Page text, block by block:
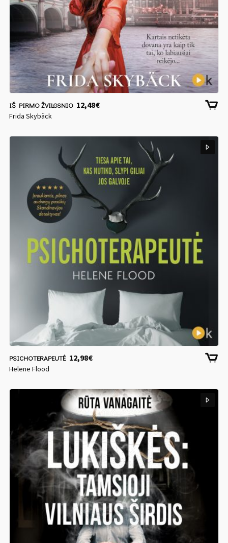
IŠ PIRMO ŽVILGSNIO 12,48€
Frida Skybäck
PSICHOTERAPEUTĖ 12,98€
Helene Flood